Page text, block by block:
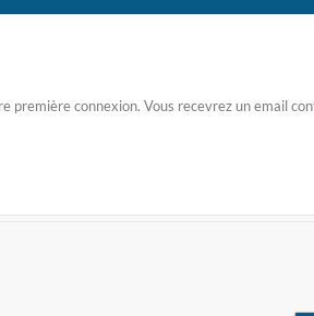
connexion. Vous recevrez un email